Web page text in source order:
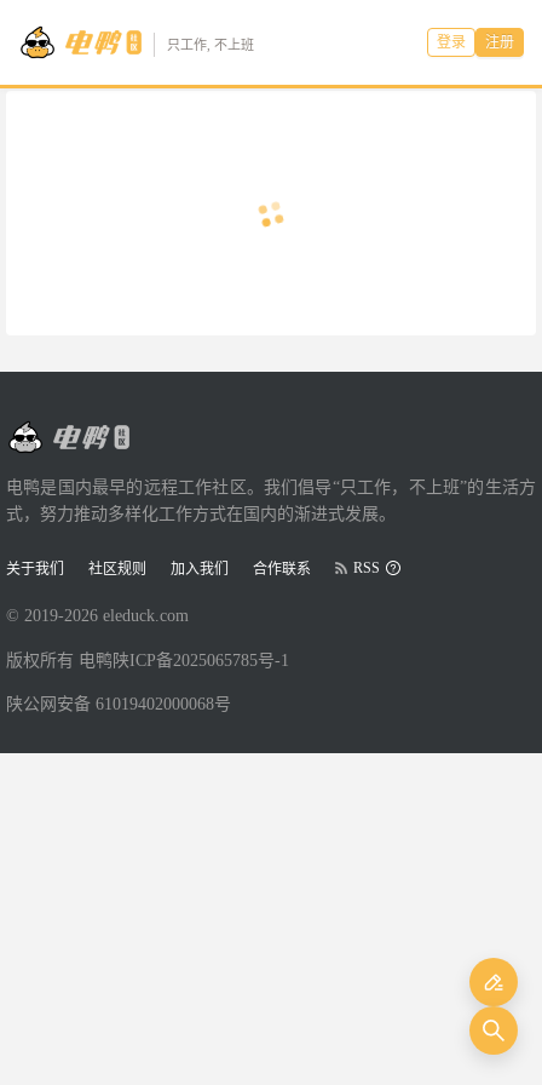
只工作, 不上班 登录 注册
电鸭是国内最早的远程工作社区。我们倡导“只工作，不上班”的生活方
式，努力推动多样化工作方式在国内的渐进式发展。
关于我们 社区规则 加入我们 合作联系 RSS
© 2019-2026 eleduck.com
版权所有 电鸭 陕ICP备2025065785号-1
陕公网安备 61019402000068号